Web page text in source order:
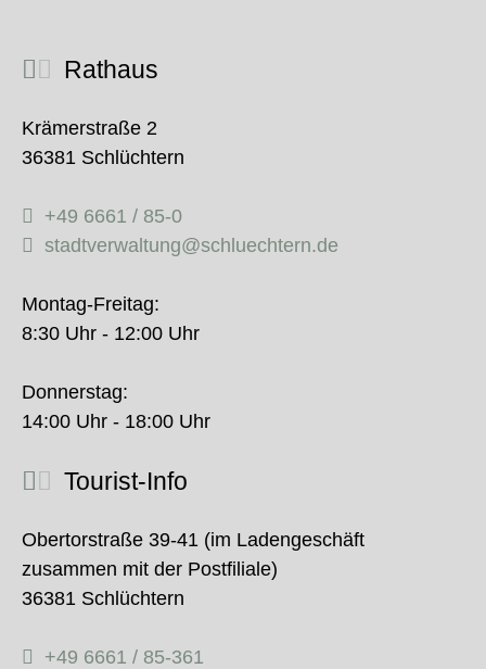
Rathaus
Krämerstraße 2
36381 Schlüchtern
+49 6661 / 85-0
stadtverwaltung@schluechtern.de
Montag-Freitag:
8:30 Uhr - 12:00 Uhr
Donnerstag:
14:00 Uhr - 18:00 Uhr
Tourist-Info
Obertorstraße 39-41 (im Ladengeschäft
zusammen mit der Postfiliale)
36381 Schlüchtern
+49 6661 / 85-361